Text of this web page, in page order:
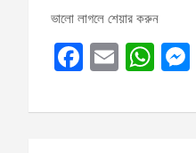
ভালো লাগলে শেয়ার করুন
F
ce
E
ail
W
at